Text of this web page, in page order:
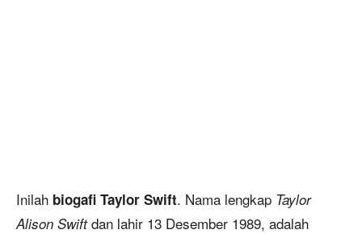
Inilah biogafi Taylor Swift. Nama lengkap Taylor
Alison Swiftdan lahir 13 Desember 1989, adalah